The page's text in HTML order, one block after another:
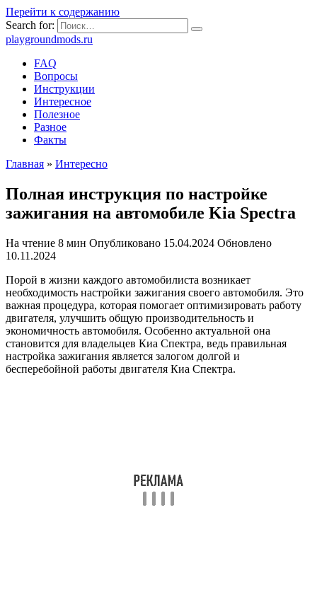
Перейти к содержанию
Search for:
playgroundmods.ru
FAQ
Вопросы
Инструкции
Интересное
Полезное
Разное
Факты
Главная » Интересно
Полная инструкция по настройке
зажигания на автомобиле Kia Spectra
На чтение 8 мин Опубликовано 15.04.2024 Обновлено
10.11.2024
Порой в жизни каждого автомобилиста возникает
необходимость настройки зажигания своего автомобиля. Это
важная процедура, которая помогает оптимизировать работу
двигателя, улучшить общую производительность и
экономичность автомобиля. Особенно актуальной она
становится для владельцев Киа Спектра, ведь правильная
настройка зажигания является залогом долгой и
бесперебойной работы двигателя Киа Спектра.